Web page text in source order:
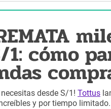
1: cómo
desde S/1! Tottus
y por tiempo